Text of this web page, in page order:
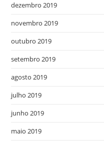
dezembro 2019
novembro 2019
outubro 2019
setembro 2019
agosto 2019
julho 2019
junho 2019
maio 2019